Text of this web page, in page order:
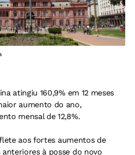
atingiu 160,9% em 12 meses
aumento do ano,
mensal de 12,8%.
aos fortes aumentos de
anteriores à posse do novo